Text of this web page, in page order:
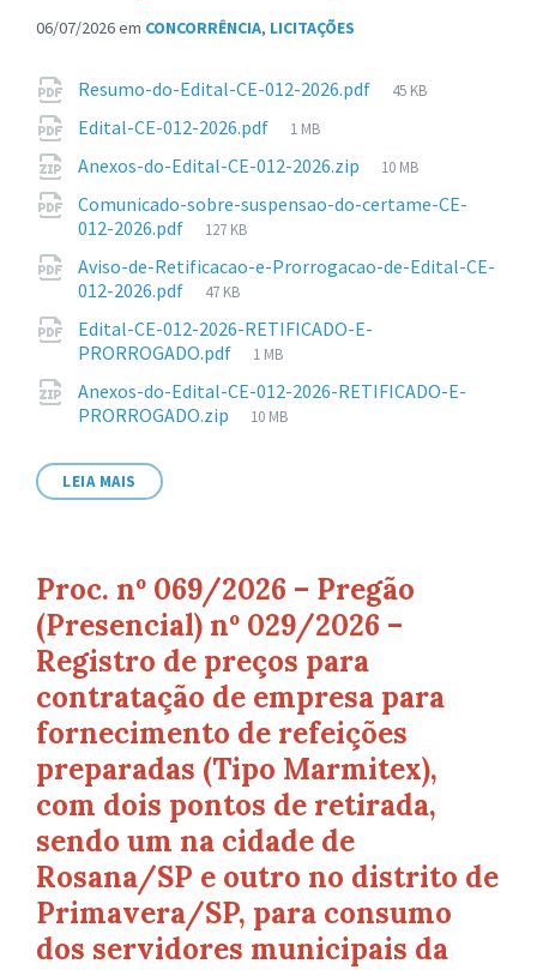
06/07/2026em CONCORRÊNCIA, LICITAÇÕES
Anexos
Resumo-do-Edital-CE-012-2026.pdf
Tamanho
45 KB
Edital-CE-012-2026.pdf
Tamanho
arquivo:
1 MB
Anexos-do-Edital-CE-012-2026.zip
Tamanho
arquivo:
10 MB
Comunicado-sobre-suspensao-do-certame-CE-
012-2026.pdf
Tamanho
arquivo:
127 KB
Aviso-de-Retificacao-e-Prorrogacao-de-Edital-CE-
012-2026.pdf
Tamanho
arquivo:
47 KB
Edital-CE-012-2026-RETIFICADO-E-
PRORROGADO.pdf
Tamanho
arquivo:
1 MB
Anexos-do-Edital-CE-012-2026-RETIFICADO-E-
PRORROGADO.zip
Tamanho
10 MB
LEIA MAIS
Proc. nº 069/2026 – Pregão
(Presencial) nº 029/2026 –
Registro de preços para
contratação de empresa para
fornecimento de refeições
preparadas (Tipo Marmitex),
com dois pontos de retirada,
sendo um na cidade de
Rosana/SP e outro no distrito de
Primavera/SP, para consumo
dos servidores municipais da